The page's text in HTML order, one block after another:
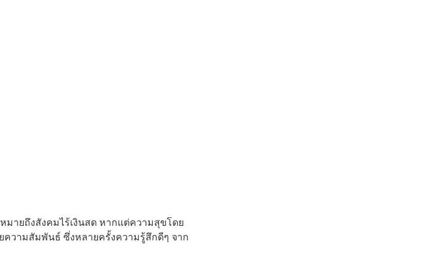
มายถึงสังคมไร้เงินสด หากแต่ความสุขโดย
ความสัมพันธ์ ซึ่งหลายครั้งความรู้สึกดีๆ จาก